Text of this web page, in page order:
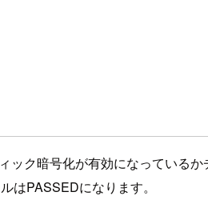
ク暗号化が有効になっているか
はPASSEDになります。